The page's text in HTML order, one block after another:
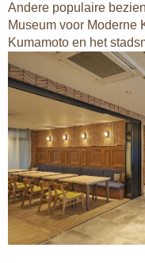
Andere populaire
Museum voor Moderne
Kumamoto en het